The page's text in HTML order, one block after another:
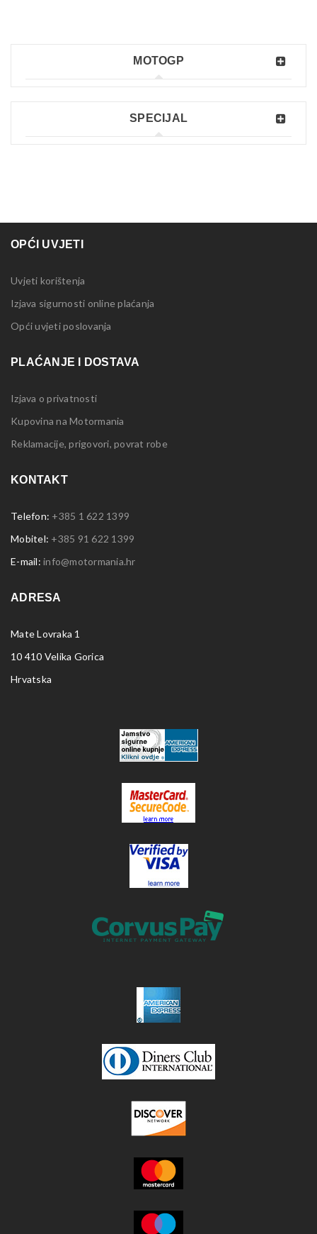
MOTOGP
SPECIJAL
OPĆI UVJETI
Uvjeti korištenja
Izjava sigurnosti online plaćanja
Opći uvjeti poslovanja
PLAĆANJE I DOSTAVA
Izjava o privatnosti
Kupovina na Motormania
Reklamacije, prigovori, povrat robe
KONTAKT
Telefon: +385 1 622 1399
Mobitel: +385 91 622 1399
E-mail: info@motormania.hr
ADRESA
Mate Lovraka 1
10 410 Velika Gorica
Hrvatska